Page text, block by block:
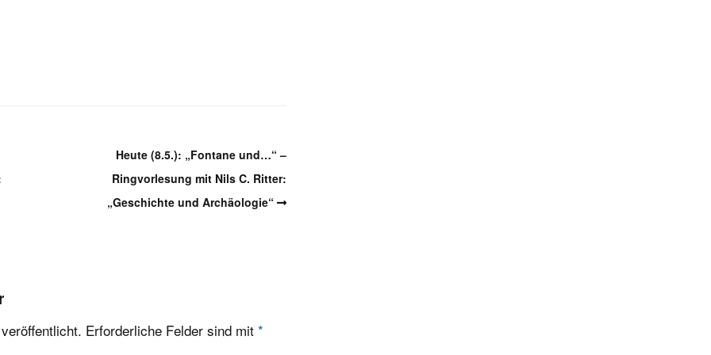
Heute (8.5.): „Fontane und…“ –
Ringvorlesung mit Nils C. Ritter:
„Geschichte und Archäologie“
Erforderliche Felder sind mit *